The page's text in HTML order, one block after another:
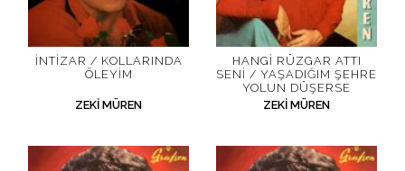
İNTIZAR / KOLLARINDA
ÖLEYIM
ZEKI MÜREN
HANGI RÜZGAR ATTI
SENI / YAŞADIĞIM ŞEHRE
YOLUN DÜŞERSE
ZEKI MÜREN